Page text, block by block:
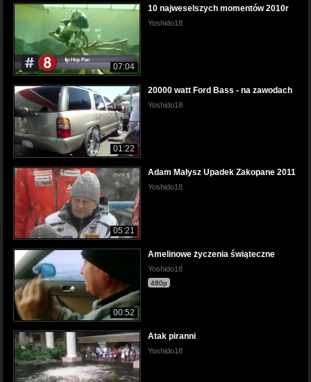
07:04
10 najweselszych momentów 2010r
Yoshido18
01:22
20000 watt Ford Bass - na zawodach
Yoshido18
05:21
Adam Małysz Upadek Zakopane 2011
Yoshido18
00:52
Amelinowe życzenia świąteczne
Yoshido18
480p
Atak piranni
Yoshido18